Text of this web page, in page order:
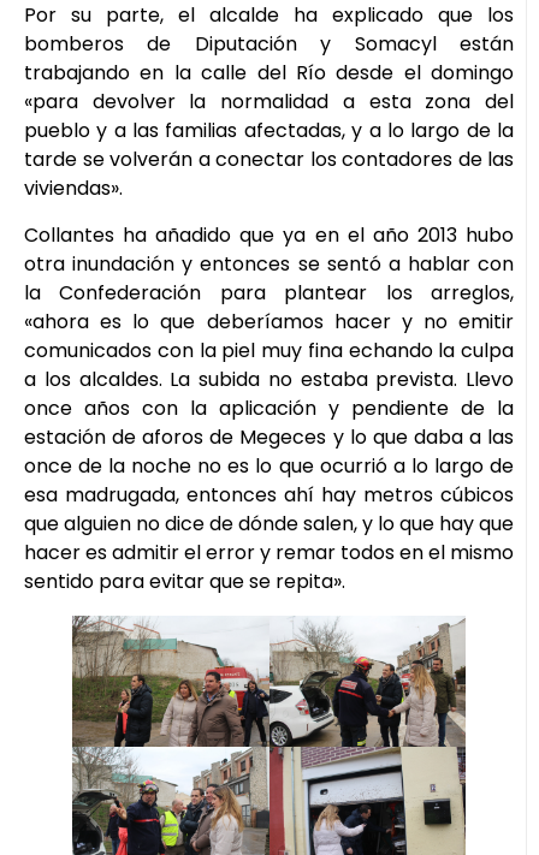
Por su parte, el alcalde ha explicado que los
bomberos de Diputación y Somacyl están
trabajando en la calle del Río desde el domingo
«para devolver la normalidad a esta zona del
pueblo y a las familias afectadas, y a lo largo de la
tarde se volverán a conectar los contadores de las
viviendas».
Collantes ha añadido que ya en el año 2013 hubo
otra inundación y entonces se sentó a hablar con
la Confederación para plantear los arreglos,
«ahora es lo que deberíamos hacer y no emitir
comunicados con la piel muy fina echando la culpa
a los alcaldes. La subida no estaba prevista. Llevo
once años con la aplicación y pendiente de la
estación de aforos de Megeces y lo que daba a las
once de la noche no es lo que ocurrió a lo largo de
esa madrugada, entonces ahí hay metros cúbicos
que alguien no dice de dónde salen, y lo que hay que
hacer es admitir el error y remar todos en el mismo
sentido para evitar que se repita».